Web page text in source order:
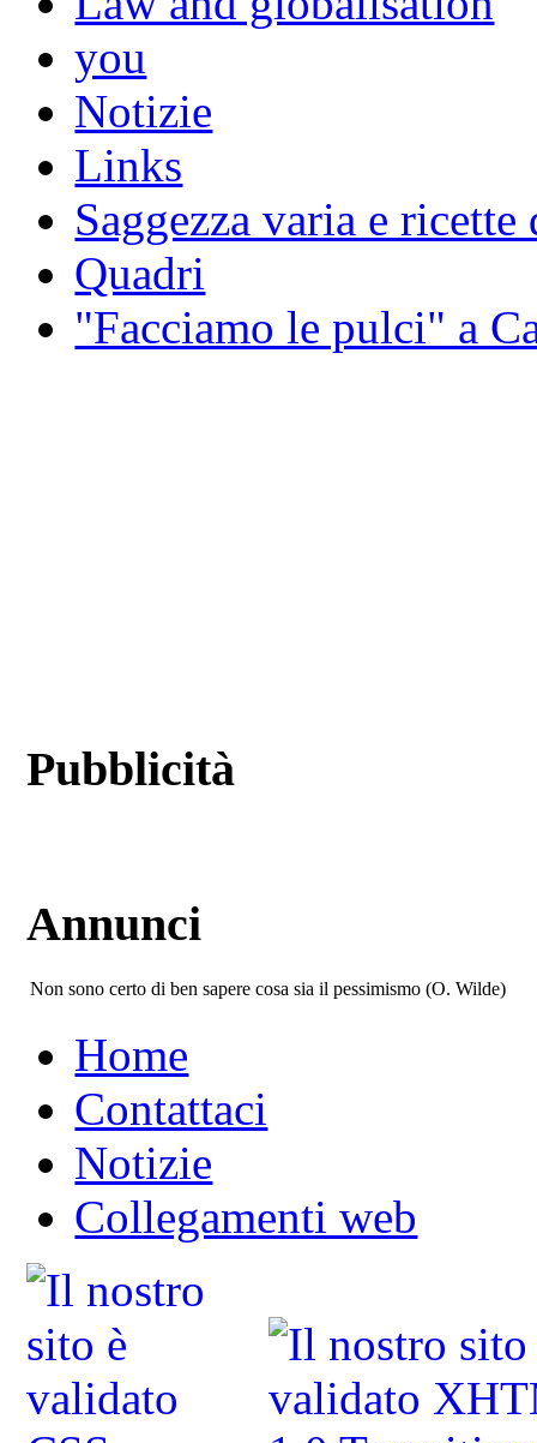
you
Notizie
Links
Saggezza varia e
Quadri
"Facciamo le pulci" a
Pubblicità
Annunci
Non sono certo di ben sapere cosa sia il pessimismo (O. Wilde)
Home
Contattaci
Notizie
Collegamenti web